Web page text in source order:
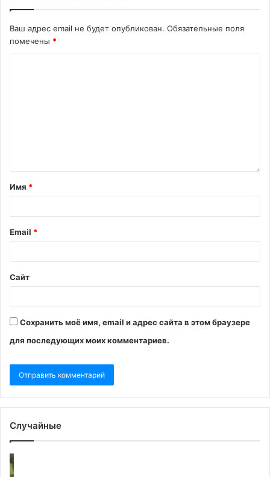
Ваш адрес email не будет опубликован. Обязательные поля
помечены *
Имя *
Email *
Сайт
Сохранить моё имя, email и адрес сайта в этом браузере
для последующих моих комментариев.
Случайные
Думе
предложат